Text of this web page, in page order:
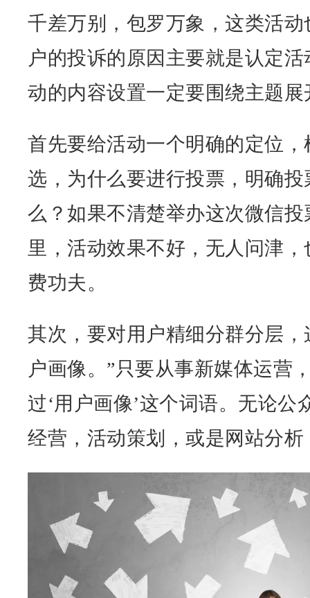
千差万别，包罗万象，这类活
户的投诉的原因主要就是认定
动的内容设置一定要围绕主题
首先要给活动一个明确的定位
选，为什么要进行投票，明确
么？如果不清楚举办这次微信
里，活动效果不好，无人问津
费功夫。
其次，要对用户精细分群分层
户画像。”只要从事新媒体运营
过‘用户画像’这个词语。无论公
经营，活动策划，或是网站分